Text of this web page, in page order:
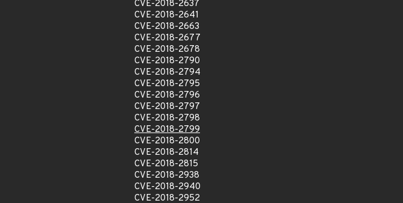
CVE-2018-2637
CVE-2018-2641
CVE-2018-2663
CVE-2018-2677
CVE-2018-2678
CVE-2018-2790
CVE-2018-2794
CVE-2018-2795
CVE-2018-2796
CVE-2018-2797
CVE-2018-2798
CVE-2018-2799
CVE-2018-2800
CVE-2018-2814
CVE-2018-2815
CVE-2018-2938
CVE-2018-2940
CVE-2018-2952